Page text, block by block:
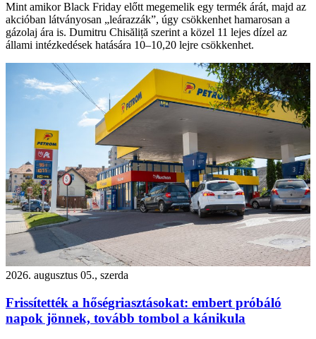
Mint amikor Black Friday előtt megemelik egy termék árát, majd az
akcióban látványosan „leárazzák”, úgy csökkenhet hamarosan a
gázolaj ára is. Dumitru Chisăliță szerint a közel 11 lejes dízel az
állami intézkedések hatására 10–10,20 lejre csökkenhet.
2026. augusztus 05., szerda
Frissítették a hőségriasztásokat: embert próbáló
napok jönnek, tovább tombol a kánikula